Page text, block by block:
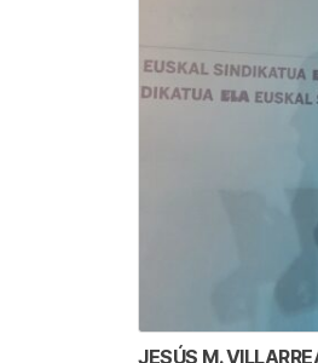
JESÚS M.